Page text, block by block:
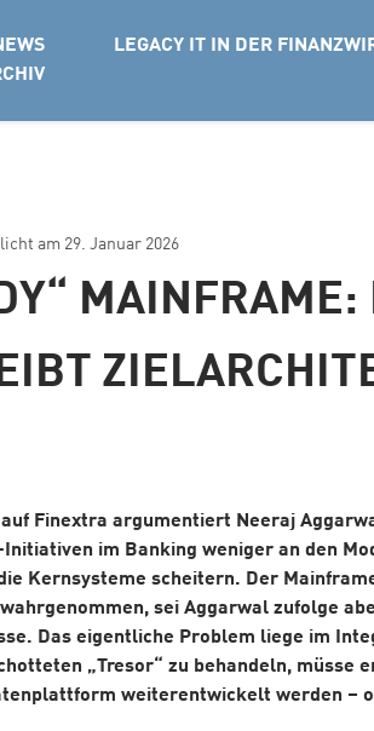
LEGACY IT IN DER
am 29. Januar 2026
MAINFRAME:
auf Finextra argumentiert Neeraj
Initiativen im Banking weniger an den
Kernsysteme scheitern. Der
sei Aggarwal zufolge
Das eigentliche Problem liege im
„Tresor“ zu behandeln, müsse
weiterentwickelt werden –